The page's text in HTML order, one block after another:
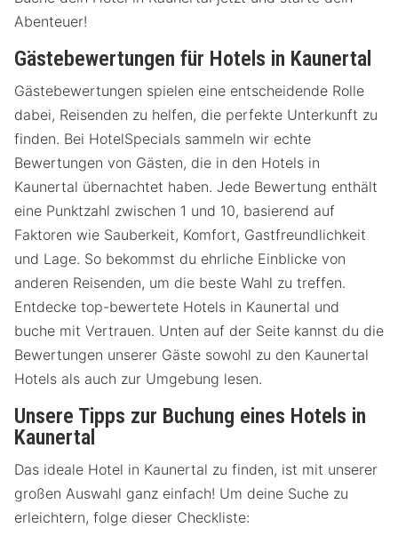
Abenteuer!
Gästebewertungen für Hotels in Kaunertal
Gästebewertungen spielen eine entscheidende Rolle
dabei, Reisenden zu helfen, die perfekte Unterkunft zu
finden. Bei HotelSpecials sammeln wir echte
Bewertungen von Gästen, die in den Hotels in
Kaunertal übernachtet haben. Jede Bewertung enthält
eine Punktzahl zwischen 1 und 10, basierend auf
Faktoren wie Sauberkeit, Komfort, Gastfreundlichkeit
und Lage. So bekommst du ehrliche Einblicke von
anderen Reisenden, um die beste Wahl zu treffen.
Entdecke top-bewertete Hotels in Kaunertal und
buche mit Vertrauen. Unten auf der Seite kannst du die
Bewertungen unserer Gäste sowohl zu den Kaunertal
Hotels als auch zur Umgebung lesen.
Unsere Tipps zur Buchung eines Hotels in
Kaunertal
Das ideale Hotel in Kaunertal zu finden, ist mit unserer
großen Auswahl ganz einfach! Um deine Suche zu
erleichtern, folge dieser Checkliste: